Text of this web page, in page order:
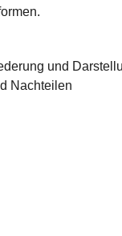
und
Nachteilen